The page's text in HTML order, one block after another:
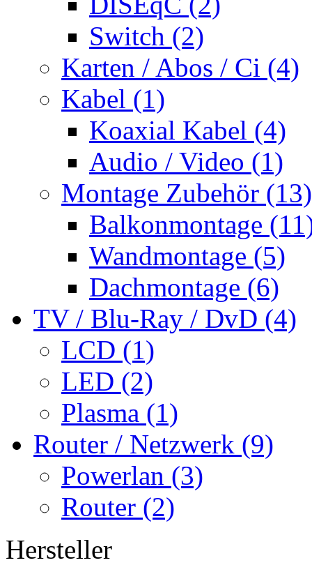
Switch (2)
Karten / Abos / Ci (4)
Kabel (1)
Koaxial Kabel (4)
Audio / Video (1)
Montage Zubehör (13)
Balkonmontage
Wandmontage (5)
Dachmontage (6)
TV / Blu-Ray / DvD (4)
LCD (1)
LED (2)
Plasma (1)
Router / Netzwerk (9)
Powerlan (3)
Router (2)
Hersteller